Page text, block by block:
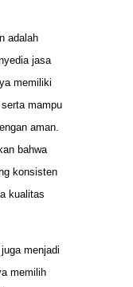
adalah
jasa
memiliki
mampu
aman.
bahwa
konsisten
kualitas
menjadi
memilih